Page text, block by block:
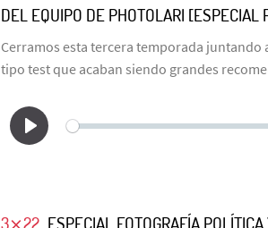
DEL EQUIPO DE PHOTOLARI [ESPECIAL
Cerramos esta tercera temporada
tipo test que acaban siendo grandes
3⨯22 ESPECIAL FOTOGRAFÍA